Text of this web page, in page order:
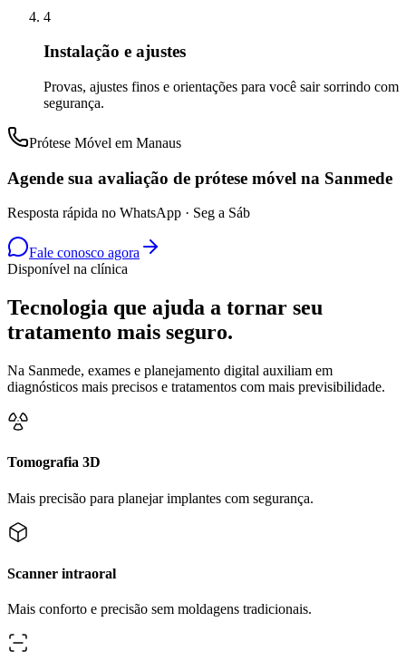
4
Instalação e ajustes
Provas, ajustes finos e orientações para você sair sorrindo com
segurança.
Prótese Móvel em Manaus
Agende sua avaliação de prótese móvel na Sanmede
Resposta rápida no WhatsApp · Seg a Sáb
Fale conosco agora
Disponível na clínica
Tecnologia que ajuda a tornar seu
tratamento mais seguro.
Na Sanmede, exames e planejamento digital auxiliam em
diagnósticos mais precisos e tratamentos com mais previsibilidade.
Tomografia 3D
Mais precisão para planejar implantes com segurança.
Scanner intraoral
Mais conforto e precisão sem moldagens tradicionais.